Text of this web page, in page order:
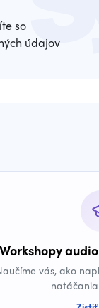
so
údajov
Workshopy
vás, ako